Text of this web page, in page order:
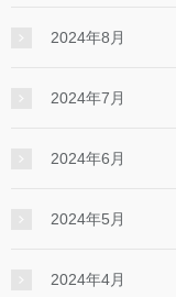
2024年8月
2024年7月
2024年6月
2024年5月
2024年4月